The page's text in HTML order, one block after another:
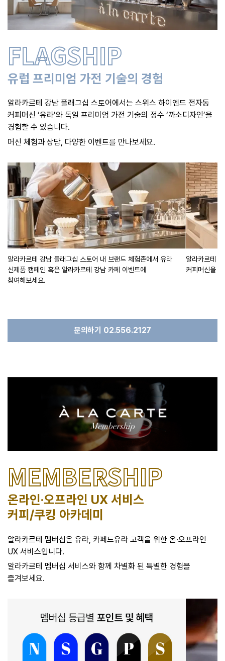
FLAGSHIP
유럽 프리미엄 가전 기술의 경험
알라카르테 강남 플래그십 스토어에서는 스위스 하이엔드 전자동
커피머신 ‘유라’와 독일 프리미엄 가전 기술의 정수 ‘까소디자인’을
경험할 수 있습니다.
머신 체험과 상담, 다양한 이벤트를 만나보세요.
알라카르테 강남 플래그십 스토어 내 브랜드 체험존에서 유라
신제품 캠페인 혹은 알라카르테 강남 카페 이벤트에
참여해보세요.
알라카르테
커피머신을
문의하기 02.556.2127
MEMBERSHIP
온라인·오프라인 UX 서비스
커피/쿠킹 아카데미
알라카르테 멤버십은 유라, 카페드유라 고객을 위한 온·오프라인
UX 서비스입니다.
알라카르테 멤버십 서비스와 함께 차별화 된 특별한 경험을
즐겨보세요.